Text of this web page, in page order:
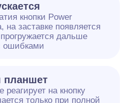
кнопки Power
на заставке появляется
дальше
ошибками
планшет
реагирует на кнопку
только при полной